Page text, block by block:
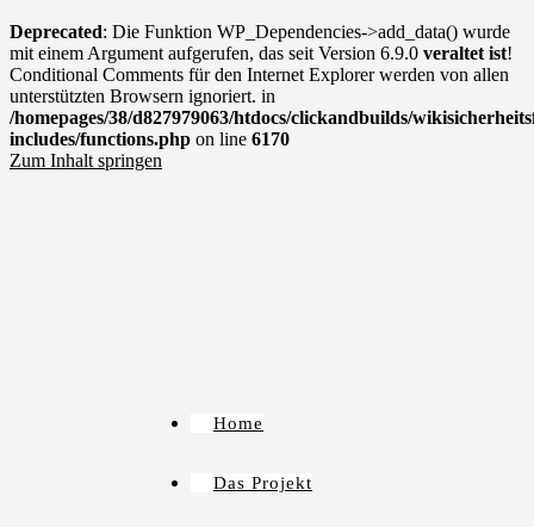
Deprecated: Die Funktion WP_Dependencies->add_data() wurde
mit einem Argument aufgerufen, das seit Version 6.9.0 veraltet ist!
Conditional Comments für den Internet Explorer werden von allen
unterstützten Browsern ignoriert. in
/homepages/38/d827979063/htdocs/clickandbuilds/
includes/functions.php on line 6170
Zum Inhalt springen
Home
Das Projekt